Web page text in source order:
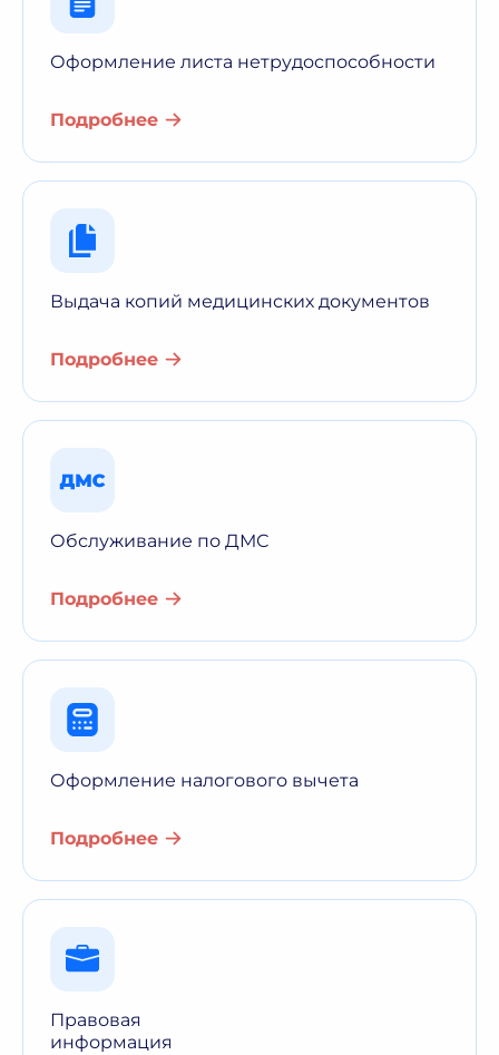
Оформление листа нетрудоспособности
Подробнее
Выдача копий медицинских документов
Подробнее
Обслуживание по ДМС
Подробнее
Оформление налогового вычета
Подробнее
Правовая
информация